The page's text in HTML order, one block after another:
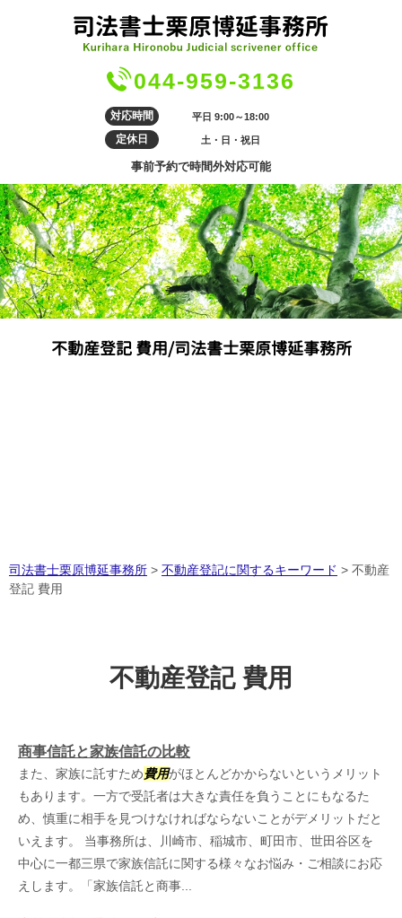
044-959-3136
対応時間 平日 9:00～18:00
定休日 土・日・祝日
事前予約で時間外対応可能
不動産登記 費用/司法書士栗原博延事務所
司法書士栗原博延事務所 > 不動産登記に関するキーワード > 不動産
登記 費用
不動産登記 費用
商事信託と家族信託の比較
また、家族に託すため費用がほとんどかからないというメリット
もあります。一方で受託者は大きな責任を負うことにもなるた
め、慎重に相手を見つけなければならないことがデメリットだと
いえます。 当事務所は、川崎市、稲城市、町田市、世田谷区を
中心に一都三県で家族信託に関する様々なお悩み・ご相談にお応
えします。「家族信託と商事...